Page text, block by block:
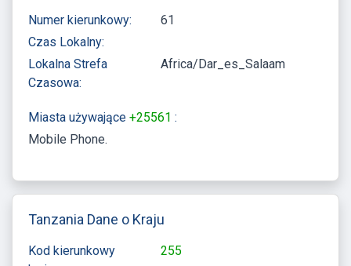
Numer kierunkowy:
61
Czas Lokalny:
Lokalna Strefa
Czasowa:
Africa/Dar_es_Salaam
Miasta używające +25561 :
Mobile Phone
Tanzania Dane o Kraju
Kod kierunkowy
255